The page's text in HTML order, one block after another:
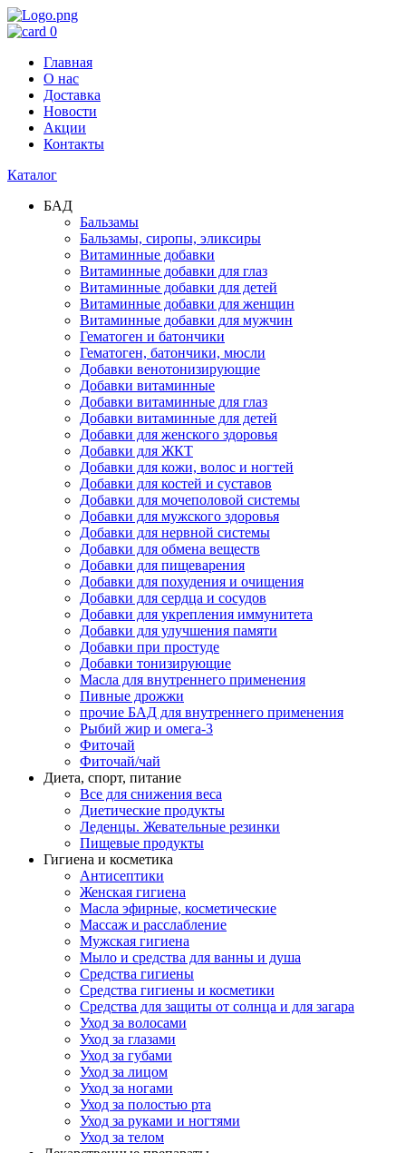
0
Главная
О нас
Доставка
Новости
Акции
Контакты
Каталог
БАД
Бальзамы
Бальзамы, сиропы, эликсиры
Витаминные добавки
Витаминные добавки для глаз
Витаминные добавки для детей
Витаминные добавки для женщин
Витаминные добавки для мужчин
Гематоген и батончики
Гематоген, батончики, мюсли
Добавки венотонизирующие
Добавки витаминные
Добавки витаминные для глаз
Добавки витаминные для детей
Добавки для женского здоровья
Добавки для ЖКТ
Добавки для кожи, волос и ногтей
Добавки для костей и суставов
Добавки для мочеполовой системы
Добавки для мужского здоровья
Добавки для нервной системы
Добавки для обмена веществ
Добавки для пищеварения
Добавки для похудения и очищения
Добавки для сердца и сосудов
Добавки для укрепления иммунитета
Добавки для улучшения памяти
Добавки при простуде
Добавки тонизирующие
Масла для внутреннего применения
Пивные дрожжи
прочие БАД для внутреннего применения
Рыбий жир и омега-3
Фиточай
Фиточай/чай
Диета, спорт, питание
Все для снижения веса
Диетические продукты
Леденцы. Жевательные резинки
Пищевые продукты
Гигиена и косметика
Антисептики
Женская гигиена
Масла эфирные, косметические
Массаж и расслабление
Мужская гигиена
Мыло и средства для ванны и душа
Средства гигиены
Средства гигиены и косметики
Средства для защиты от солнца и для загара
Уход за волосами
Уход за глазами
Уход за губами
Уход за лицом
Уход за ногами
Уход за полостью рта
Уход за руками и ногтями
Уход за телом